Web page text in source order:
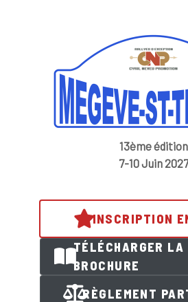
13ème édition
7-10 Juin 2027
INSCRIPTION
TÉLÉCHARGER LA
BROCHURE
RÈGLEMENT